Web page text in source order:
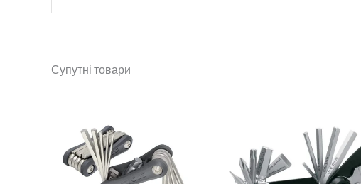
Матеріал
Супутні товари
до
430 грн.